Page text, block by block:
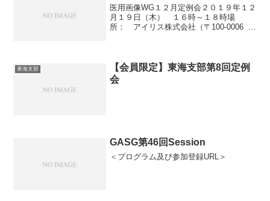
医用画像WG１２月定例会２０１９年１２
月１９日（木） １６時～１８時場
所： アイリス株式会社（〒100-0006 東
はWG...
東海支部
【会員限定】東海支部第8回定例
会
GASG第46回Session
＜プログラム及び参加登録URL＞